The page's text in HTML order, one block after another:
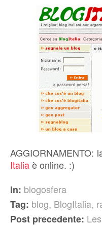
AGGIORNAMENTO:
Italiaè online. :)
In: blogosfera
Tag: blog, BlogItalia,
Post precedente: